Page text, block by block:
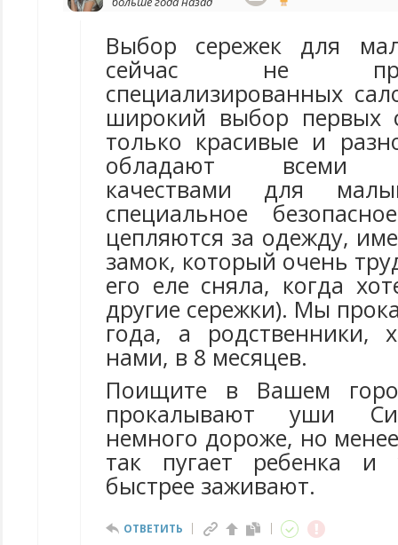
Выбор сережек для
сейчас не
специализированных
широкий выбор первых
только красивые и
обладают всеми
качествами для
специальное
цепляются за одежду,
замок, который очень
его еле сняла, когда
другие сережки). Мы
года, а родственники,
нами, в 8 месяцев.
Поищите в Вашем
прокалывают уши
немного дороже, но
так пугает ребенка
быстрее заживают.
ОТВЕТИТЬ